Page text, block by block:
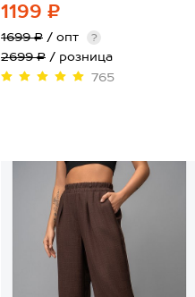
1199 ₽
1699 ₽ / опт ?
2699 ₽ / розница
765
42